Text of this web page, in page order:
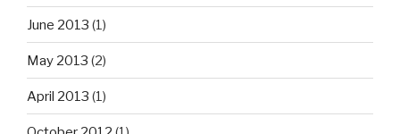
June 2013 (1)
May 2013 (2)
April 2013 (1)